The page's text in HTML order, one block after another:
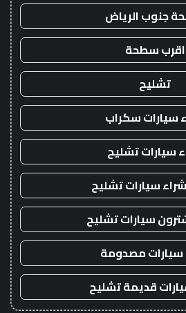
جنوب الرياض
اقرب سطحة
تشليح
سيارات سكراب
سيارات تشليح
سيارات تشليح
سيارات تشليح
سيارات مصدومة
قديمة تشليح